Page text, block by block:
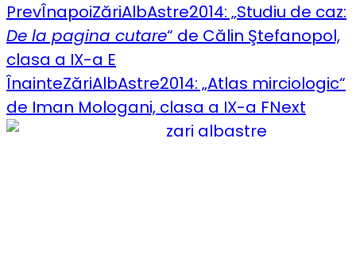
PrevÎnapoiZăriAlbAstre2014: „Studiu de caz:
De la pagina cutare“ de Călin Ştefanopol,
clasa a IX-a E
ÎnainteZăriAlbAstre2014: „Atlas mirciologic“
de Iman Mologani, clasa a IX-a FNext